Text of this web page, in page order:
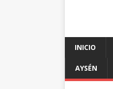
INICIO
AYSÉN